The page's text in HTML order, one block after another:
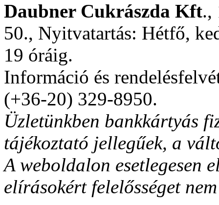
Daubner Cukrászda Kft.,
50., Nyitvatartás: Hétfő,
19 óráig.
Információ és
(+36-20) 329-8950.
Üzletünkben bankkártyás
tájékoztató jellegűek, a
A weboldalon esetlegesen
elírásokért felelősséget